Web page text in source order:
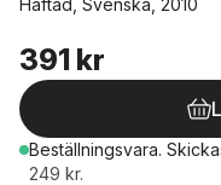
Häftad, Svenska, 2010
391 kr
Beställningsvara.
249 kr.